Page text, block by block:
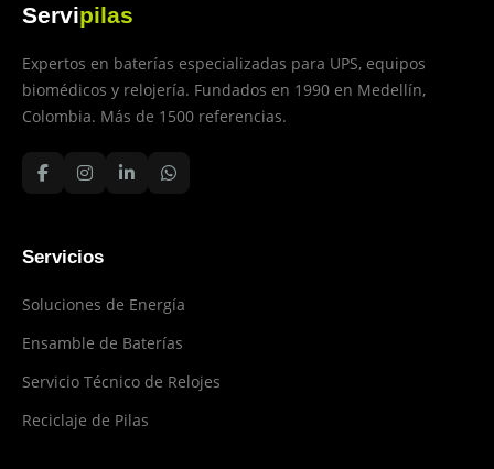
Servipilas
Expertos en baterías especializadas para UPS, equipos
biomédicos y relojería. Fundados en 1990 en Medellín,
Colombia. Más de 1500 referencias.
Servicios
Soluciones de Energía
Ensamble de Baterías
Servicio Técnico de Relojes
Reciclaje de Pilas